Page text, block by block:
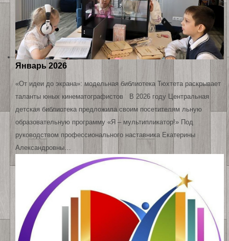
Январь 2026
«От идеи до экрана»: модельная библиотека Тюхтета раскрывает
таланты юных кинематографистов В 2026 году Центральная
детская библиотека предложила своим посетителям льную
образовательную программу «Я – мультипликатор!» Под
руководством профессионального наставника Екатерины
Александровны…